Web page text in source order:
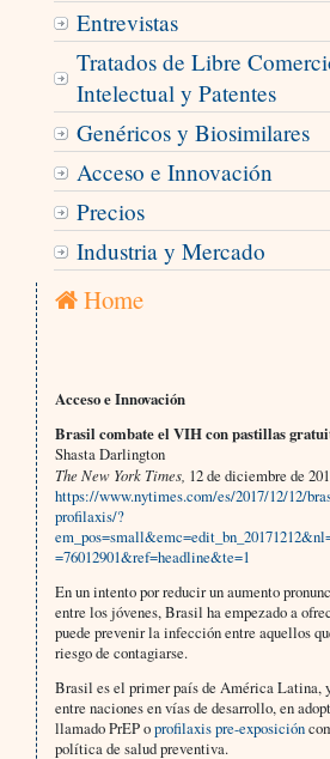
Entrevistas
Tratados de Libre
Intelectual y Patentes
Genéricos y Biosimilares
Acceso e Innovación
Precios
Industria y Mercado
Home
Acceso e Innovación
Brasil combate el VIH con pastillas
Shasta Darlington
The New York Times, 12 de diciembre de
https://www.nytimes.com/es/2017/12/12/
profilaxis/?
=76012901&ref=headline&te=1
En un intento por reducir un aumento
entre los jóvenes, Brasil ha empezado a
puede prevenir la infección entre aquellos
riesgo de contagiarse.
Brasil es el primer país de América Latina,
entre naciones en vías de desarrollo, en
llamado PrEP oprofilaxis pre-exposición
política de salud preventiva.